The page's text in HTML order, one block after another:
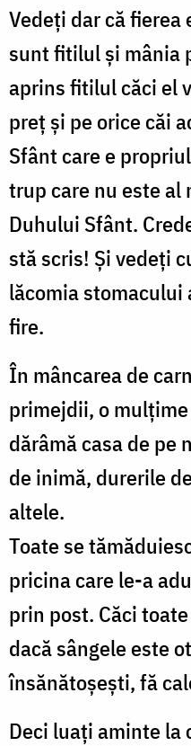
Vedeţi dar că
sunt fitilul şi mânia
aprins fitilul căci el
preţ şi pe orice căi
Sfânt care e
trup care nu este al
Duhului Sfânt.
stă scris! Şi vedeţi
lăcomia
fire.
În mâncarea de
primejdii, o
dărâmă casa de pe
de inimă, durerile
altele.
Toate se
pricina care le-a
prin post. Căci
dacă sângele este
însănătoşeşti, fă
Deci luaţi aminte la